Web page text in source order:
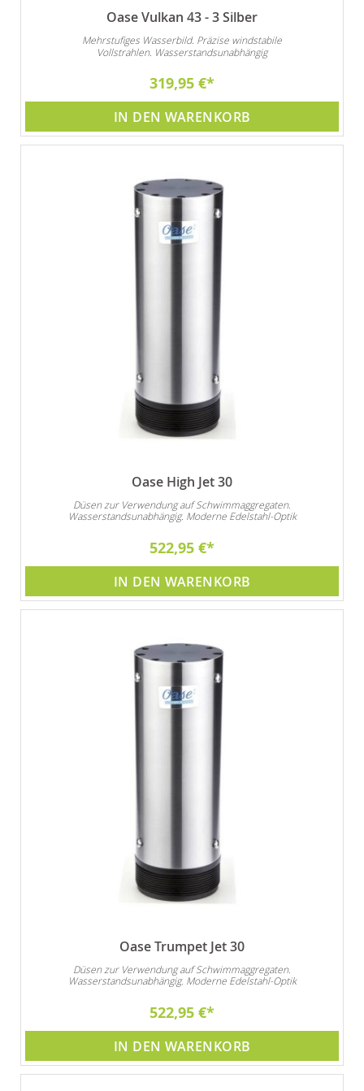
Oase Vulkan 43 - 3 Silber
Mehrstufiges Wasserbild. Präzise windstabile
Vollstrahlen. Wasserstandsunabhängig
319,95 €
IN DEN WARENKORB
Oase High Jet 30
Düsen zur Verwendung auf Schwimmaggregaten.
Wasserstandsunabhängig. Moderne Edelstahl-Optik
522,95 €
IN DEN WARENKORB
Oase Trumpet Jet 30
Düsen zur Verwendung auf Schwimmaggregaten.
Wasserstandsunabhängig. Moderne Edelstahl-Optik
522,95 €
IN DEN WARENKORB